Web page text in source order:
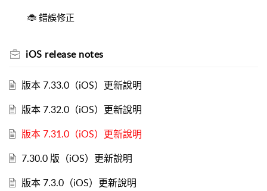
🐞 錯誤修正
iOS release notes
版本 7.33.0（iOS）更新說明
版本 7.32.0（iOS）更新說明
版本 7.31.0（iOS）更新說明
7.30.0 版（iOS）更新說明
版本 7.3.0（iOS）更新說明